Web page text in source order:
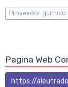
Proveedor
Pagina Web
https://